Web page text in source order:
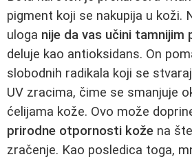
pigment koji se nakupija u koži.
uloga nije da vas učini tamnijim
deluje kao antioksidans. On
slobodnih radikala koji se
UV zracima, čime se smanjuje
ćelijama kože. Ovo može
prirodne otpornosti kože na
zračenje. Kao posledica toga,